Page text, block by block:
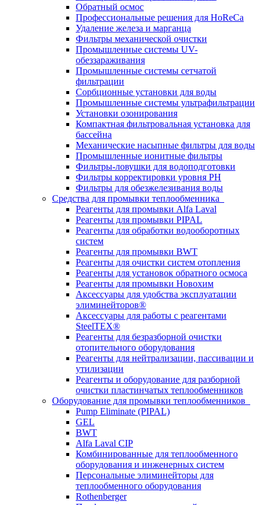
Обратный осмос
Профессиональные решения для HoReCa
Удаление железа и марганца
Фильтры механической очистки
Промышленные системы UV-
обеззараживания
Промышленные системы сетчатой
фильтрации
Сорбционные установки для воды
Промышленные системы ультрафильтрации
Установки озонирования
Компактная фильтровальная установка для
бассейна
Механические насыпные фильтры для воды
Промышленные ионитные фильтры
Фильтры-ловушки для водоподготовки
Фильтры корректировки уровня PH
Фильтры для обезжелезивания воды
Средства для промывки теплообменника
Реагенты для промывки Alfa Laval
Реагенты для промывки PIPAL
Реагенты для обработки водооборотных
систем
Реагенты для промывки BWT
Реагенты для очистки систем отопления
Реагенты для установок обратного осмоса
Реагенты для промывки Новохим
Аксессуары для удобства эксплуатации
элиминейторов®
Аксессуары для работы с реагентами
SteelTEX®
Реагенты для безразборной очистки
отопительного оборудования
Реагенты для нейтрализации, пассивации и
утилизации
Реагенты и оборудование для разборной
очистки пластинчатых теплообменников
Оборудование для промывки теплообменников
Pump Eliminate (PIPAL)
GEL
BWT
Alfa Laval CIP
Комбинированные для теплообменного
оборудования и инженерных систем
Персональные элиминейторы для
теплообменного оборудования
Rothenberger